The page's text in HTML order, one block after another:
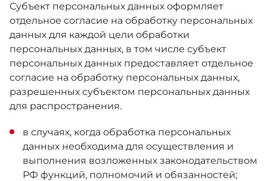
Субъект персональных данных оформляет
отдельное согласие на обработку персональных
данных для каждой цели обработки
персональных данных, в том числе субъект
персональных данных предоставляет отдельное
согласие на обработку персональных данных,
разрешенных субъектом персональных данных
для распространения.
в случаях, когда обработка персональных
данных необходима для осуществления и
выполнения возложенных законодательством
РФ функций, полномочий и обязанностей;